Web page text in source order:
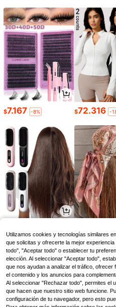
$7.167 -8% $72.316 -
Utilizamos cookies y tecnologías similares
que solicitas y ofrecerte la mejor
todo", "Aceptar todo" o establecer tu
elección. Al seleccionar "Aceptar todo",
que nos ayudan a analizar el tráfico,
el contenido y los anuncios para
Al seleccionar "Rechazar todo", permites el
que hacen que nuestro sitio web funcione.
configuración de tu navegador, pero esto